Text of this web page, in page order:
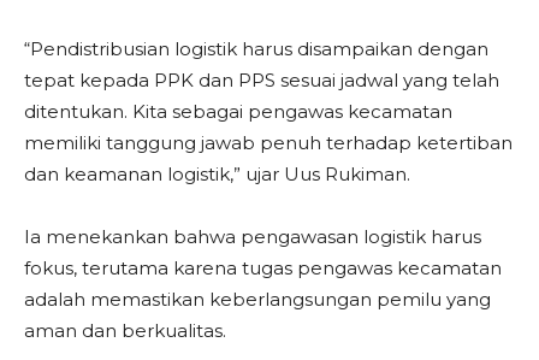
“Pendistribusian logistik harus disampaikan dengan
tepat kepada PPK dan PPS sesuai jadwal yang telah
ditentukan. Kita sebagai pengawas kecamatan
memiliki tanggung jawab penuh terhadap ketertiban
dan keamanan logistik,” ujar Uus Rukiman.
Ia menekankan bahwa pengawasan logistik harus
fokus, terutama karena tugas pengawas kecamatan
adalah memastikan keberlangsungan pemilu yang
aman dan berkualitas.